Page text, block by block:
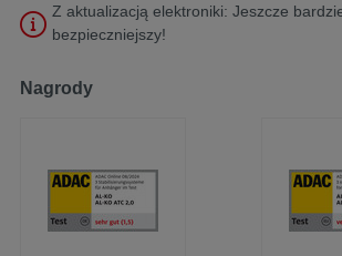
Z aktualizacją elektroniki: Jeszcze
bezpieczniejszy!
Nagrody